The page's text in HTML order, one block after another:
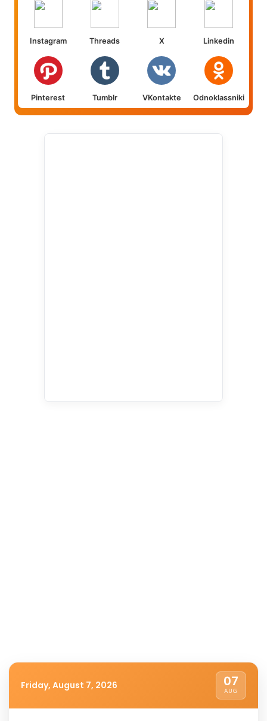
Instagram Threads X Linkedin
Pinterest Tumblr VKontakte Odnoklassniki
Friday, August 7, 2026 07
AUG